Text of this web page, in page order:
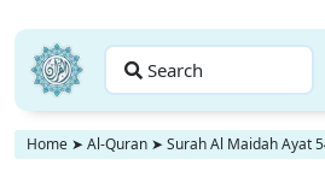
Search
Home ➤ Al-Quran ➤ Surah Al Maidah Ayat